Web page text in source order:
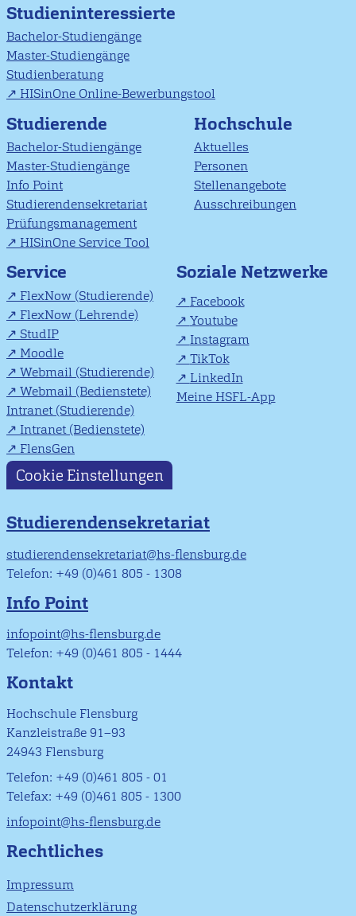
Studieninteressierte
Bachelor-Studiengänge
Master-Studiengänge
Studienberatung
HISinOne Online-Bewerbungstool
Studierende
Bachelor-Studiengänge
Master-Studiengänge
Info Point
Studierendensekretariat
Prüfungsmanagement
HISinOne Service Tool
Hochschule
Aktuelles
Personen
Stellenangebote
Ausschreibungen
Service
FlexNow (Studierende)
FlexNow (Lehrende)
StudIP
Moodle
Webmail (Studierende)
Webmail (Bedienstete)
Intranet (Studierende)
Intranet (Bedienstete)
FlensGen
Soziale Netzwerke
Facebook
Youtube
Instagram
TikTok
LinkedIn
Meine HSFL-App
Cookie Einstellungen
Studierendensekretariat
studierendensekretariat@hs-flensburg.de
Telefon: +49 (0)461 805 - 1308
Info Point
infopoint@hs-flensburg.de
Telefon: +49 (0)461 805 - 1444
Kontakt
Hochschule Flensburg
Kanzleistraße 91–93
24943 Flensburg
Telefon: +49 (0)461 805 - 01
Telefax: +49 (0)461 805 - 1300
infopoint@hs-flensburg.de
Rechtliches
Impressum
Datenschutzerklärung